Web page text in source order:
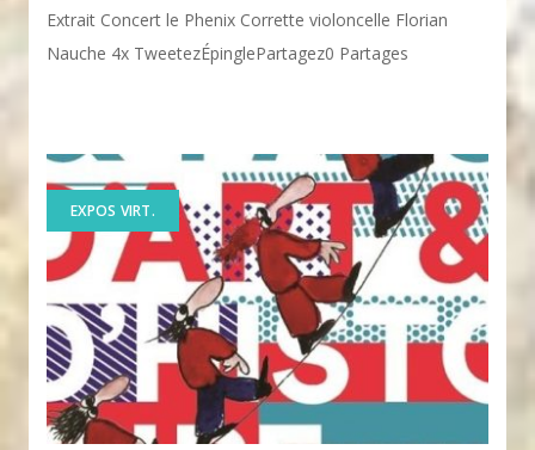
Extrait Concert le Phenix Corrette violoncelle Florian
Nauche 4x TweetezÉpinglePartagez0 Partages
EXPOS VIRT.